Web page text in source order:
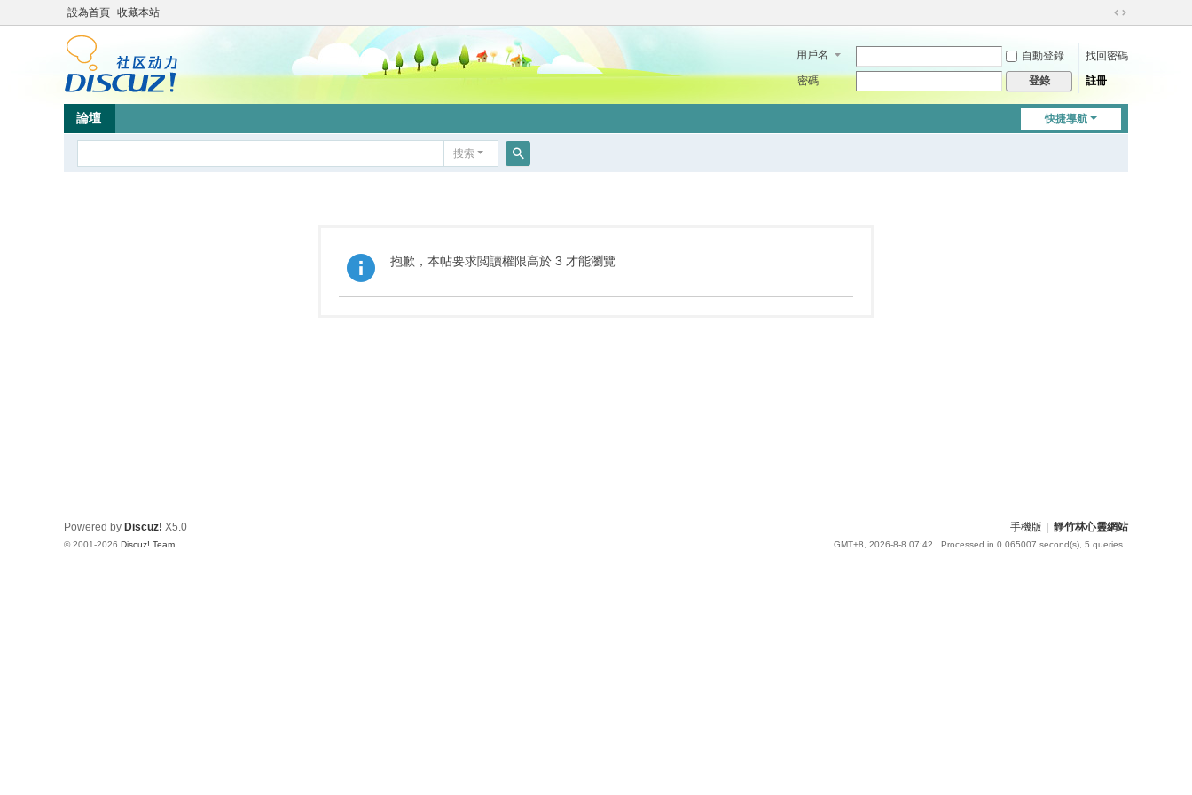
設為首頁 收藏本站
切
到
用戶名 自動登錄
找回密碼
密碼
登錄 註冊
快捷導航
論壇
搜索
抱歉，本帖要求閲讀權限高於 3 才能瀏覽
手機版 靜竹林心靈網站
GMT+8, 2026-8-8 07:42 , Processed in 0.065007 second(s), 5 queries .
Powered by Discuz! X5.0
© 2001-2026 Discuz! Team